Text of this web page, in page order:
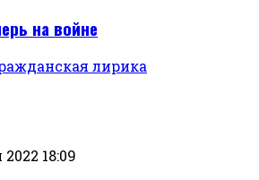
на войне
лирика
18:09